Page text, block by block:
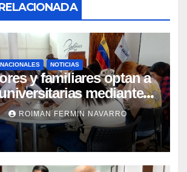
NACIONALES NOTICIAS
y familiares optan a
mediante
entre MinSalud y la UCV
ROIMAN FERMIN NAVARRO